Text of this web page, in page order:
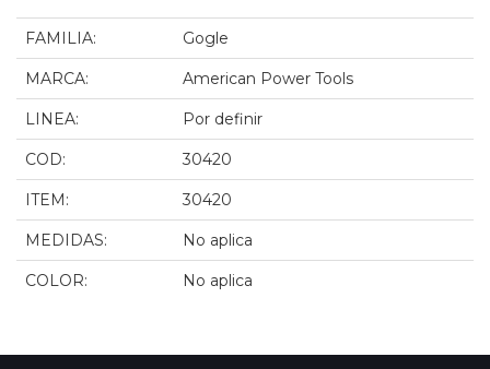
FAMILIA: Gogle
MARCA: American Power Tools
LINEA: Por definir
COD: 30420
ITEM: 30420
MEDIDAS: No aplica
COLOR: No aplica